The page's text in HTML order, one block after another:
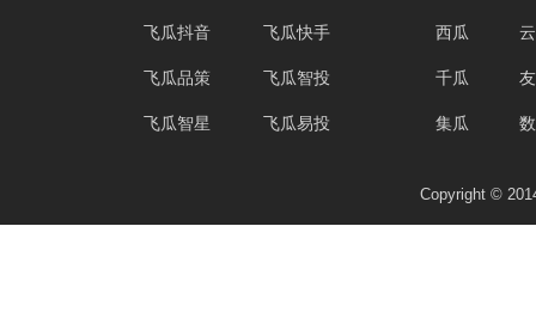
飞瓜抖音
飞瓜品策
飞瓜智星
飞瓜快手
飞瓜智投
飞瓜易投
西瓜
千瓜
集瓜
Copyright ©